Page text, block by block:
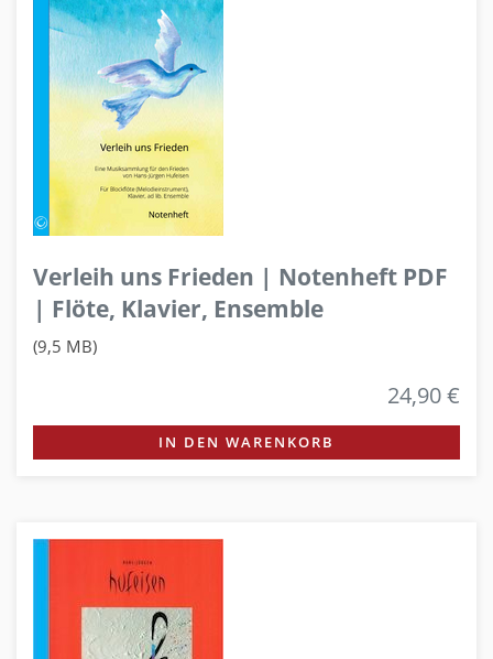
Verleih uns Frieden | Notenheft PDF
| Flöte, Klavier, Ensemble
(9,5 MB)
24,90 €
IN DEN WARENKORB